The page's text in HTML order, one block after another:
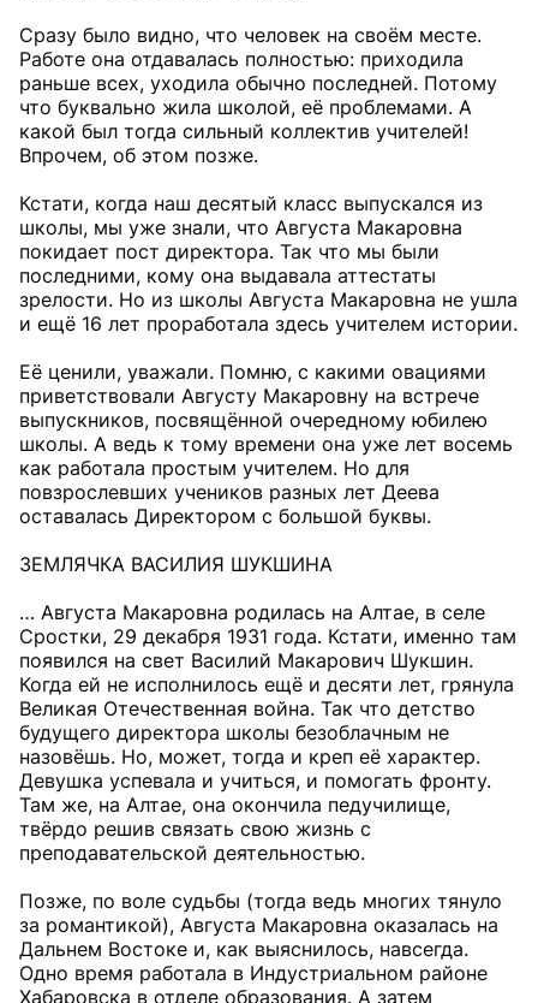
Сразу было видно, что человек на своём месте.
Работе она отдавалась полностью: приходила
раньше всех, уходила обычно последней. Потому
что буквально жила школой, её проблемами. А
какой был тогда сильный коллектив учителей!
Впрочем, об этом позже.
Кстати, когда наш десятый класс выпускался из
школы, мы уже знали, что Августа Макаровна
покидает пост директора. Так что мы были
последними, кому она выдавала аттестаты
зрелости. Но из школы Августа Макаровна не ушла
и ещё 16 лет проработала здесь учителем истории.
Её ценили, уважали. Помню, с какими овациями
приветствовали Августу Макаровну на встрече
выпускников, посвящённой очередному юбилею
школы. А ведь к тому времени она уже лет восемь
как работала простым учителем. Но для
повзрослевших учеников разных лет Деева
оставалась Директором с большой буквы.
ЗЕМЛЯЧКА ВАСИЛИЯ ШУКШИНА
… Августа Макаровна родилась на Алтае, в селе
Сростки, 29 декабря 1931 года. Кстати, именно там
появился на свет Василий Макарович Шукшин.
Когда ей не исполнилось ещё и десяти лет, грянула
Великая Отечественная война. Так что детство
будущего директора школы безоблачным не
назовёшь. Но, может, тогда и креп её характер.
Девушка успевала и учиться, и помогать фронту.
Там же, на Алтае, она окончила педучилище,
твёрдо решив связать свою жизнь с
преподавательской деятельностью.
Позже, по воле судьбы (тогда ведь многих тянуло
за романтикой), Августа Макаровна оказалась на
Дальнем Востоке и, как выяснилось, навсегда.
Одно время работала в Индустриальном районе
Хабаровска в отделе образования. А затем